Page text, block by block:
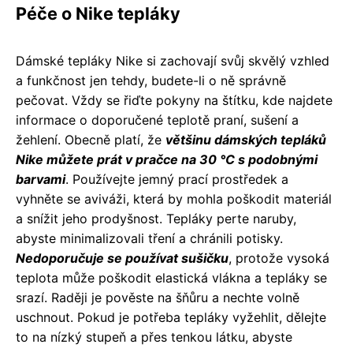
Péče o Nike tepláky
Dámské tepláky Nike si zachovají svůj skvělý vzhled
a funkčnost jen tehdy, budete-li o ně správně
pečovat. Vždy se řiďte pokyny na štítku, kde najdete
informace o doporučené teplotě praní, sušení a
žehlení. Obecně platí, že většinu dámských tepláků
Nike můžete prát v pračce na 30 °C s podobnými
barvami. Používejte jemný prací prostředek a
vyhněte se aviváži, která by mohla poškodit materiál
a snížit jeho prodyšnost. Tepláky perte naruby,
abyste minimalizovali tření a chránili potisky.
Nedoporučuje se používat sušičku, protože vysoká
teplota může poškodit elastická vlákna a tepláky se
srazí. Raději je pověste na šňůru a nechte volně
uschnout. Pokud je potřeba tepláky vyžehlit, dělejte
to na nízký stupeň a přes tenkou látku, abyste